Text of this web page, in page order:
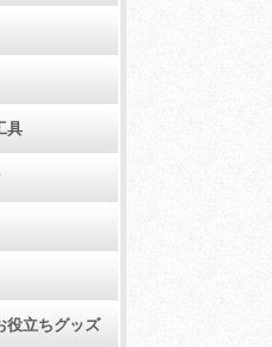
具
役立ちグッズ